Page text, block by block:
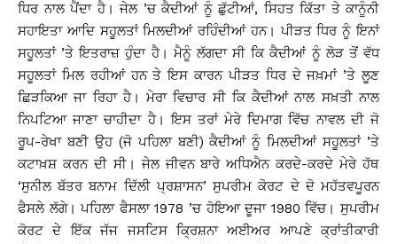
ਧਿਰ ਨਾਲ ਪੈਂਦਾ ਹੈ। ਜੇਲ ’ਚ ਕੈਦੀਆਂ ਨੂੰ ਛੁੱਟੀਆਂ, ਸਿਹਤ ਕਿੱਤਾ ਤੇ ਕਾਨੂੰਨੀ
ਸਹਾਇਤਾ ਆਦਿ ਸਹੂਲਤਾਂ ਮਿਲਦੀਆਂ ਰਹਿੰਦੀਆਂ ਹਨ। ਪੀੜਤ ਧਿਰ ਨੂੰ ਇਨਾਂ
ਸਹੂਲਤਾਂ ’ਤੇ ਇਤਰਾਜ਼ ਹੁੰਦਾ ਹੈ। ਮੈਨੂੰ ਲੱਗਦਾ ਸੀ ਕਿ ਕੈਦੀਆਂ ਨੂੰ ਲੋੜ ਤੋਂ ਵੱਧ
ਸਹੂਲਤਾਂ ਮਿਲ ਰਹੀਆਂ ਹਨ ਤੇ ਇਸ ਕਾਰਨ ਪੀੜਤ ਧਿਰ ਦੇ ਜਖ਼ਮਾਂ ’ਤੇ ਲੂਣ
ਛਿੜਕਿਆ ਜਾ ਰਿਹਾ ਹੈ। ਮੇਰਾ ਵਿਚਾਰ ਸੀ ਕਿ ਕੈਦੀਆਂ ਨਾਲ ਸਖ਼ਤੀ ਨਾਲ
ਨਿਪਟਿਆ ਜਾਣਾ ਚਾਹੀਦਾ ਹੈ। ਇਸ ਤਰਾਂ ਮੇਰੇ ਦਿਮਾਗ ਵਿੱਚ ਨਾਵਲ ਦੀ ਜੋ
ਰੂਪ-ਰੇਖਾ ਬਣੀ ਉਹ (ਜੋ ਪਹਿਲਾ ਬਣੀ) ਕੈਦੀਆਂ ਨੂੰ ਮਿਲਦੀਆਂ ਸਹੂਲਤਾਂ ’ਤੇ
ਕਟਾਖ਼ਸ਼ ਕਰਨ ਦੀ ਸੀ। ਜੇਲ ਜੀਵਨ ਬਾਰੇ ਅਧਿਐਨ ਕਰਦੇ-ਕਰਦੇ ਮੇਰੇ ਹੱਥ
‘ਸੁਨੀਲ ਬੱਤਰ ਬਨਾਮ ਦਿੱਲੀ ਪ੍ਰਸ਼ਾਸਨ’ ਸੁਪਰੀਮ ਕੋਰਟ ਦੇ ਦੋ ਮਹੱਤਵਪੂਰਨ
ਫੈਸਲੇ ਲੱਗੇ। ਪਹਿਲਾ ਫੈਸਲਾ 1978 ’ਚ ਹੋਇਆ ਦੂਜਾ 1980 ਵਿੱਚ। ਸੁਪਰੀਮ
ਕੋਰਟ ਦੇ ਇੱਕ ਜੱਜ ਜਸਟਿਸ ਕ੍ਰਿਸ਼ਨਾ ਅਈਅਰ ਆਪਣੇ ਕ੍ਰਾਂਤੀਕਾਰੀ